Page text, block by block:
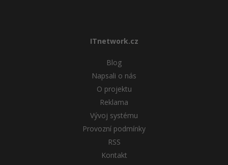
ITnetwork.cz
Blog
Napsali o nás
O projektu
Reklama
Vývoj systému
Provozní podmínky
RSS
Kontakt